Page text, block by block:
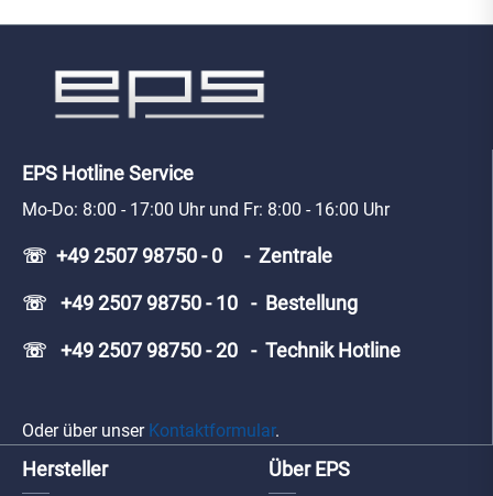
EPS Hotline Service
Mo-Do: 8:00 - 17:00 Uhr und Fr: 8:00 - 16:00 Uhr
☏ +49 2507 98750 - 0 - Zentrale
☏ +49 2507 98750 - 10 - Bestellung
☏ +49 2507 98750 - 20 - Technik Hotline
Oder über unser Kontaktformular.
Hersteller Über EPS